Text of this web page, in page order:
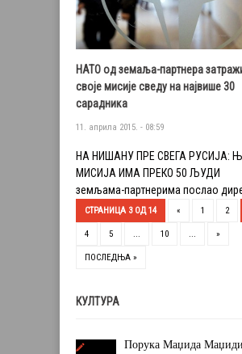
НАТО од земаља-партнера
своје мисије сведу на највише 30
сарадника
11. априла 2015. - 08:59
НА НИШАНУ ПРЕ СВЕГА РУСИЈА:
МИСИЈА ИМА ПРЕКО 50 ЉУДИ
земљама-партнерима послао
СТРАНИЦА 3 ОД 14 « 1 2
4 5 ... 10 ... »
ПОСЛЕДЊА »
КУЛТУРА
Порука Маџида